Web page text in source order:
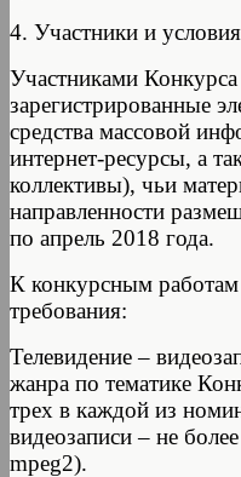
4. Участники и
Участниками
зарегистрированные
средства массовой
интернет-ресурсы, а
коллективы), чьи
направленности
по апрель 2018 года.
К конкурсным
требования:
Телевидение –
жанра по тематике
трех в каждой из
видеозаписи – не
mpeg2).